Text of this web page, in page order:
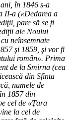
în 1846 s-a
II-a («Dedarea a
pare să se fi
ale Noului
neînsemnate
şi 1859, şi vor fi
român». Prima
de la Smirna (cea
din Sfînta
numele de
1857 din
cel de «Ţara
la cel de